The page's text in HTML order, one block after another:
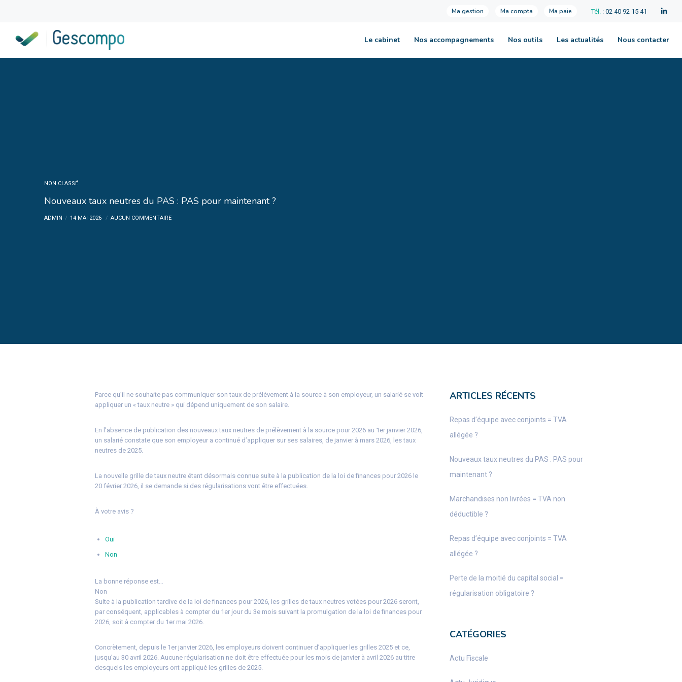
Ma gestion Ma compta Ma paie Tél. : 02 40 92 15 41
Le cabinet Nos accompagnements Nos outils Les actualités Nous contacter
NON CLASSÉ
Nouveaux taux neutres du PAS : PAS pour maintenant ?
ADMIN 14 MAI 2026 AUCUN COMMENTAIRE
Parce qu’il ne souhaite pas communiquer son taux de prélèvement à la source à son employeur, un salarié se voit
appliquer un « taux neutre » qui dépend uniquement de son salaire.
En l’absence de publication des nouveaux taux neutres de prélèvement à la source pour 2026 au 1er janvier 2026,
un salarié constate que son employeur a continué d’appliquer sur ses salaires, de janvier à mars 2026, les taux
neutres de 2025.
La nouvelle grille de taux neutre étant désormais connue suite à la publication de la loi de finances pour 2026 le
20 février 2026, il se demande si des régularisations vont être effectuées.
À votre avis ?
Oui
Non
La bonne réponse est…
Non
Suite à la publication tardive de la loi de finances pour 2026, les grilles de taux neutres votées pour 2026 seront,
par conséquent, applicables à compter du 1er jour du 3e mois suivant la promulgation de la loi de finances pour
2026, soit à compter du 1er mai 2026.
Concrètement, depuis le 1er janvier 2026, les employeurs doivent continuer d’appliquer les grilles 2025 et ce,
jusqu’au 30 avril 2026. Aucune régularisation ne doit être effectuée pour les mois de janvier à avril 2026 au titre
desquels les employeurs ont appliqué les grilles de 2025.
ARTICLES RÉCENTS
Repas d’équipe avec conjoints = TVA
allégée ?
Nouveaux taux neutres du PAS : PAS pour
maintenant ?
Marchandises non livrées = TVA non
déductible ?
Repas d’équipe avec conjoints = TVA
allégée ?
Perte de la moitié du capital social =
régularisation obligatoire ?
CATÉGORIES
Actu Fiscale